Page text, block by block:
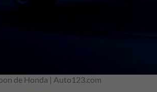
de Honda | Auto123.com